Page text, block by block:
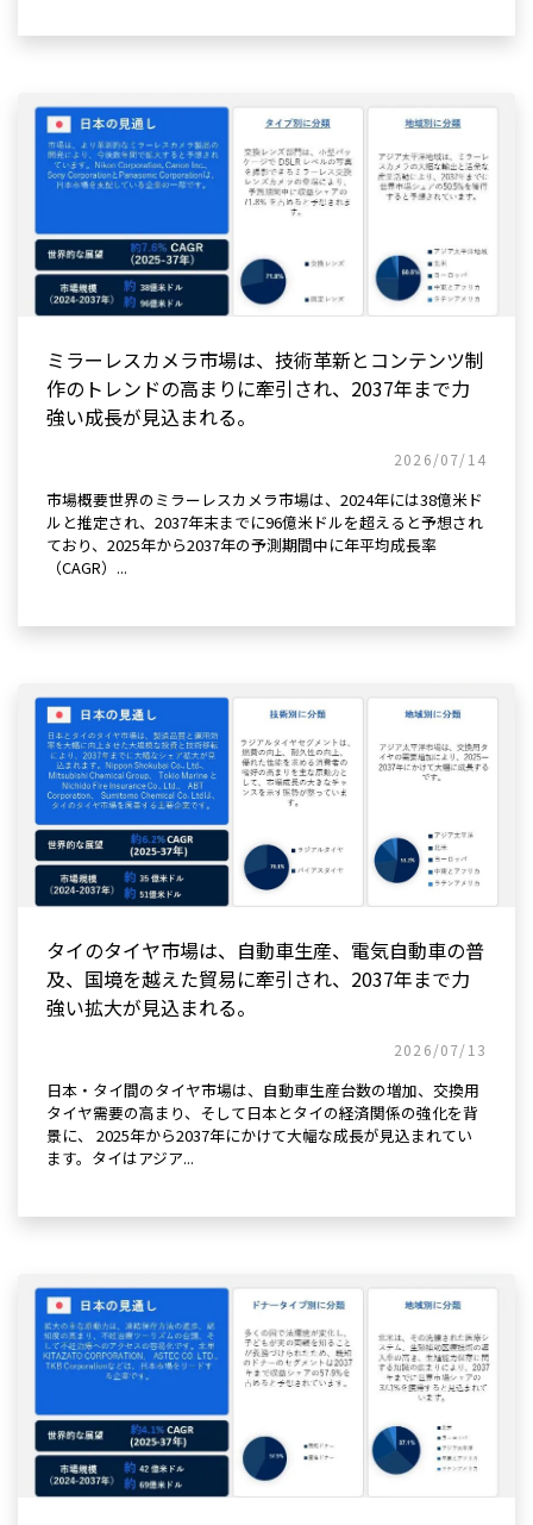
ミラーレスカメラ市場は、技術革新とコンテンツ制
作のトレンドの高まりに牽引され、2037年まで力
強い成長が見込まれる。
2026/07/14
市場概要世界のミラーレスカメラ市場は、2024年には38億米ド
ルと推定され、2037年末までに96億米ドルを超えると予想され
ており、2025年から2037年の予測期間中に年平均成長率
（CAGR）...
タイのタイヤ市場は、自動車生産、電気自動車の普
及、国境を越えた貿易に牽引され、2037年まで力
強い拡大が見込まれる。
2026/07/13
日本・タイ間のタイヤ市場は、自動車生産台数の増加、交換用
タイヤ需要の高まり、そして日本とタイの経済関係の強化を背
景に、 2025年から2037年にかけて大幅な成長が見込まれてい
ます。タイはアジア...